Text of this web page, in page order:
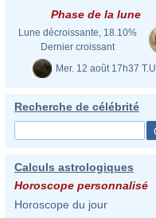
Phase de la lune
Lune décroissante, 18.10%
Dernier croissant
Mer. 12 août 17h37 T.U.
Recherche de célébrité
Calculs astrologiques
Horoscope personnalisé
Horoscope du jour